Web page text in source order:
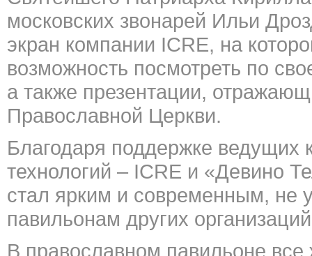
московских звонарей Ильи
экран компании ICRE, на
возможность посмотреть по
а также презентации,
Православной Церкви.
Благодаря поддержке
технологий – ICRE и «Девино
стал ярким и современным, не
павильонам других
В православном павильоне